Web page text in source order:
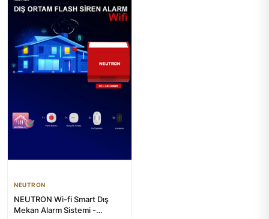
NEUTRON
NEUTRON Wi-fi Smart Dış
Mekan Alarm Sistemi -